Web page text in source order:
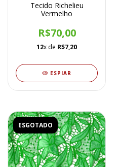
Tecido Richelieu
Vermelho
R$70,00
12x de R$7,20
ESPIAR
ESGOTADO